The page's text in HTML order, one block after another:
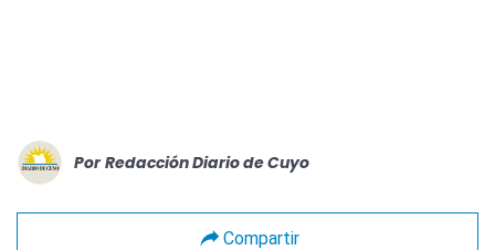
Por Redacción Diario de Cuyo
Compartir